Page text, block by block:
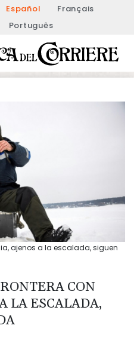
Español
Français
Português
ajenos a la escalada, siguen
CON
LA ESCALADA,